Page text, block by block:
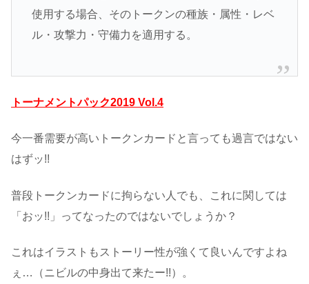
使用する場合、そのトークンの種族・属性・レベ
ル・攻撃力・守備力を適用する。
トーナメントパック2019 Vol.4
今一番需要が高いトークンカードと言っても過言ではない
はずッ!!
普段トークンカードに拘らない人でも、これに関しては
「おッ!!」ってなったのではないでしょうか？
これはイラストもストーリー性が強くて良いんですよね
ぇ…（ニビルの中身出て来たー!!）。